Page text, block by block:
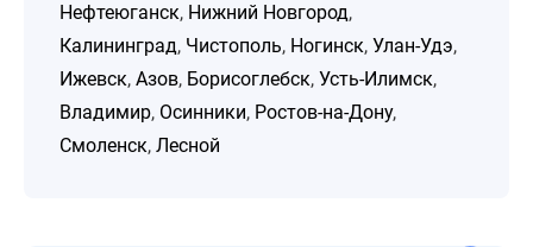
Нефтеюганск, Нижний Новгород,
Калининград, Чистополь, Ногинск, Улан-Удэ,
Ижевск, Азов, Борисоглебск, Усть-Илимск,
Владимир, Осинники, Ростов-на-Дону,
Смоленск, Лесной